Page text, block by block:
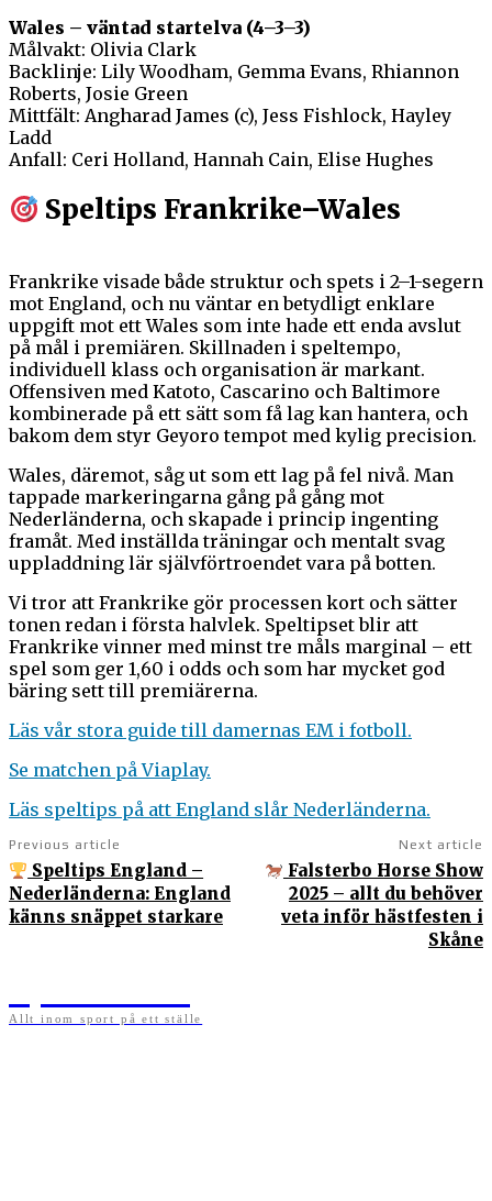
Wales – väntad startelva (4–3–3)
Målvakt: Olivia Clark
Backlinje: Lily Woodham, Gemma Evans, Rhiannon
Roberts, Josie Green
Mittfält: Angharad James (c), Jess Fishlock, Hayley
Ladd
Anfall: Ceri Holland, Hannah Cain, Elise Hughes
Speltips Frankrike–Wales
Frankrike visade både struktur och spets i 2–1-segern
mot England, och nu väntar en betydligt enklare
uppgift mot ett Wales som inte hade ett enda avslut
på mål i premiären. Skillnaden i speltempo,
individuell klass och organisation är markant.
Offensiven med Katoto, Cascarino och Baltimore
kombinerade på ett sätt som få lag kan hantera, och
bakom dem styr Geyoro tempot med kylig precision.
Wales, däremot, såg ut som ett lag på fel nivå. Man
tappade markeringarna gång på gång mot
Nederländerna, och skapade i princip ingenting
framåt. Med inställda träningar och mentalt svag
uppladdning lär självförtroendet vara på botten.
Vi tror att Frankrike gör processen kort och sätter
tonen redan i första halvlek. Speltipset blir att
Frankrike vinner med minst tre måls marginal – ett
spel som ger 1,60 i odds och som har mycket god
bäring sett till premiärerna.
Läs vår stora guide till damernas EM i fotboll.
Se matchen på Viaplay.
Läs speltips på att England slår Nederländerna.
Previous article
Speltips England –
Nederländerna: England
känns snäppet starkare
Next article
Falsterbo Horse Show
2025 – allt du behöver
veta inför hästfesten i
Skåne
Allt inom sport på ett ställe